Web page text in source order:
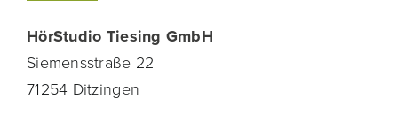
HörStudio Tiesing GmbH
Siemensstraße 22
71254 Ditzingen